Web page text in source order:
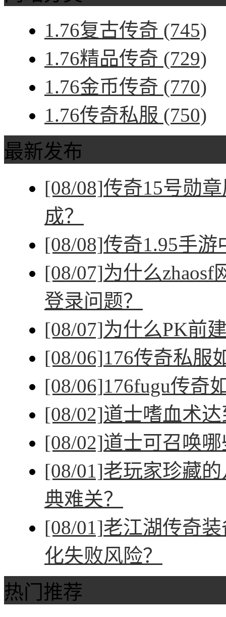
1.76复古传奇 (745)
1.76精品传奇 (729)
1.76金币传奇 (770)
1.76传奇私服 (750)
最新发布
[08/08]传奇15号勋
成？
[08/08]传奇1.95手
[08/07]为什么
登录问题？
[08/07]为什么PK前
[08/06]176传奇私服
[08/06]176fugu传奇
[08/02]道士嗜血术
[08/02]道士可召唤
[08/01]老玩家珍藏
典难关？
[08/01]老江湖传奇
化失败风险？
热门推荐